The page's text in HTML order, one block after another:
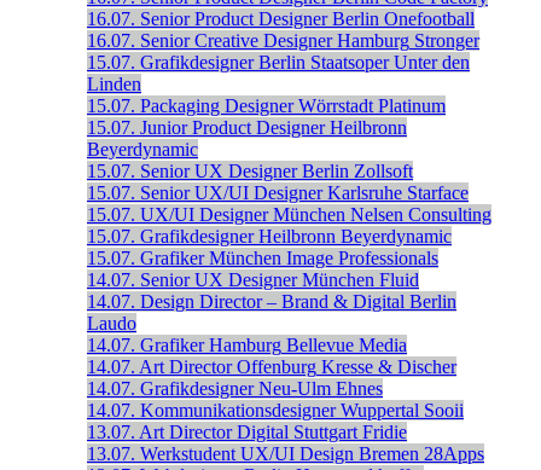
16.07. Senior Product Designer Berlin Onefootball
16.07. Senior Creative Designer Hamburg Stronger
15.07. Grafikdesigner Berlin Staatsoper Unter den
Linden
15.07. Packaging Designer Wörrstadt Platinum
15.07. Junior Product Designer Heilbronn
Beyerdynamic
15.07. Senior UX Designer Berlin Zollsoft
15.07. Senior UX/UI Designer Karlsruhe Starface
15.07. UX/UI Designer München Nelsen Consulting
15.07. Grafikdesigner Heilbronn Beyerdynamic
15.07. Grafiker München Image Professionals
14.07. Senior UX Designer München Fluid
14.07. Design Director – Brand & Digital Berlin
Laudo
14.07. Grafiker Hamburg Bellevue Media
14.07. Art Director Offenburg Kresse & Discher
14.07. Grafikdesigner Neu-Ulm Ehnes
14.07. Kommunikationsdesigner Wuppertal Sooii
13.07. Art Director Digital Stuttgart Fridie
13.07. Werkstudent UX/UI Design Bremen 28Apps